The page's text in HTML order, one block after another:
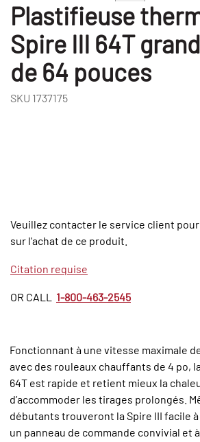
Plastifieuse
Spire III 64T
de 64 pouces
SKU 1737175
Veuillez contacter le service client
sur l'achat de ce produit.
Citation requise
OR CALL 1-800-463-2545
Fonctionnant à une vitesse maximale
avec des rouleaux chauffants de 4 po,
64T est rapide et retient mieux la
d’accommoder les tirages prolongés.
débutants trouveront la Spire III facile
un panneau de commande convivial et